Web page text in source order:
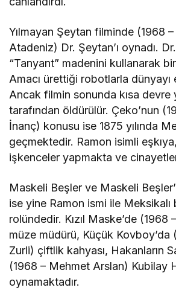
Yılmayan Şeytan filminde (1968 –
Atadeniz) Dr. Şeytan’ı oynadı.
“Tanyant” madenini kullanarak
Amacı ürettiği robotlarla dünyayı
Ancak filmin sonunda kısa devre
tarafından öldürülür. Çeko’nun
İnanç) konusu ise 1875 yılında
geçmektedir. Ramon isimli
işkenceler yapmakta ve
Maskeli Beşler ve Maskeli
ise yine Ramon ismi ile Meksikalı
rolündedir. Kızıl Maske’de (1968
müze müdürü, Küçük Kovboy’da
Zurli) çiftlik kahyası, Hakanların
(1968 – Mehmet Arslan) Kubilay
oynamaktadır.